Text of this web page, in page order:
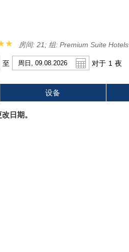
English
英镑
房间: 21; 组: Premium Suite Hotels
至 对于 1 夜
设备
日期。